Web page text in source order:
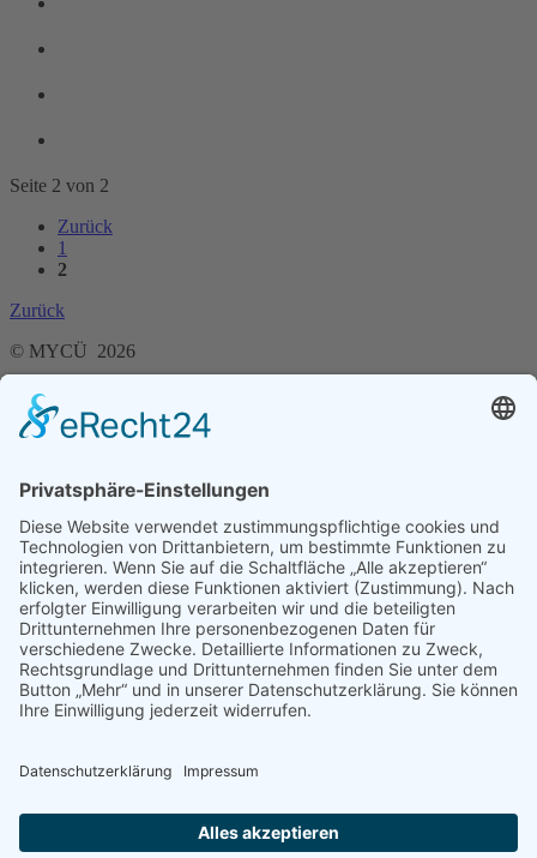
Seite 2 von 2
Zurück
1
2
Zurück
© MYCÜ 2026
KONTAKT
IMPRESSUM
Navigation überspringen
Club
Wir über uns
Vorstand
Historisches
News
Termine
Wallhausen
Mitgliedschaft
Segelabteilung
Bildergalerie